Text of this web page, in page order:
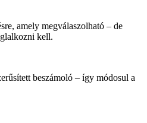
amely megválaszolható – de
kell.
beszámoló – így módosul a